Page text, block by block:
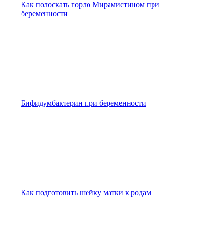
Как полоскать горло Мирамистином при
беременности
Бифидумбактерин при беременности
Как подготовить шейку матки к родам